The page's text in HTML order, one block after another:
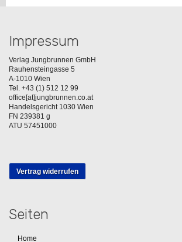
Impressum
Verlag Jungbrunnen GmbH
Rauhensteingasse 5
A-1010 Wien
Tel. +43 (1) 512 12 99
office[at]jungbrunnen.co.at
Handelsgericht 1030 Wien
FN 239381 g
ATU 57451000
Vertrag widerrufen
Seiten
Home